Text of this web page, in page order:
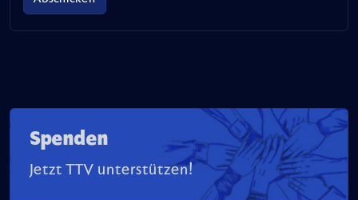
Spenden
Jetzt TTV unterstützen!